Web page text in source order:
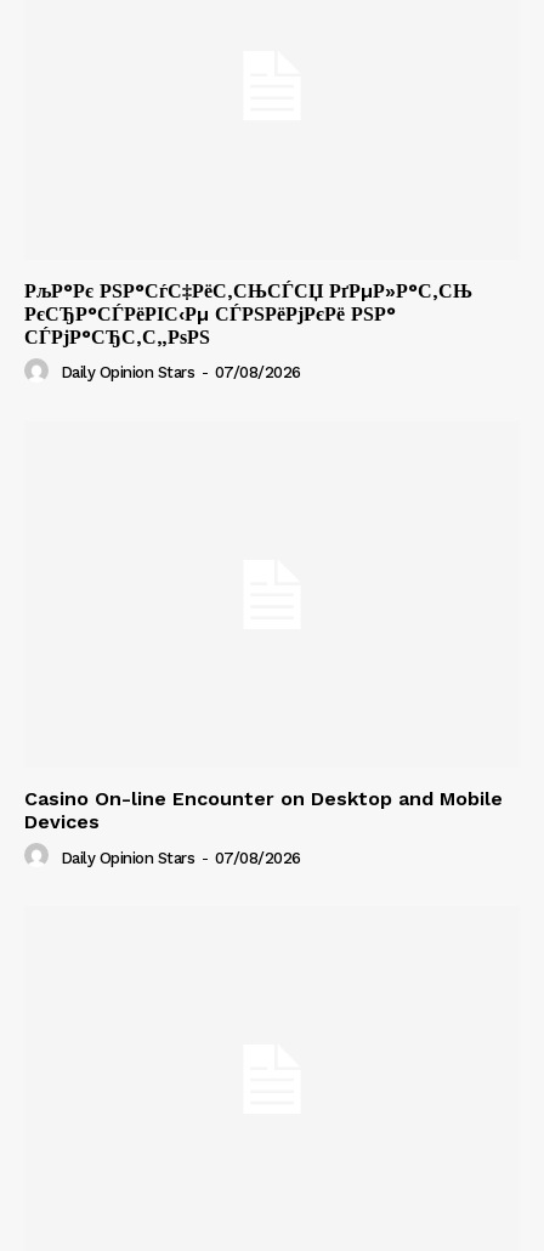
РљР°Рє РЅР°СѓС‡РёС‚СЊСЃСЏ РґРµР»Р°С‚СЊ
РєСЂР°СЃРёРІС‹Рµ СЃРЅРёРјРєРё РЅР°
СЃРјР°СЂС‚С„РѕРЅ
Daily Opinion Stars - 07/08/2026
Casino On-line Encounter on Desktop and Mobile
Devices
Daily Opinion Stars - 07/08/2026